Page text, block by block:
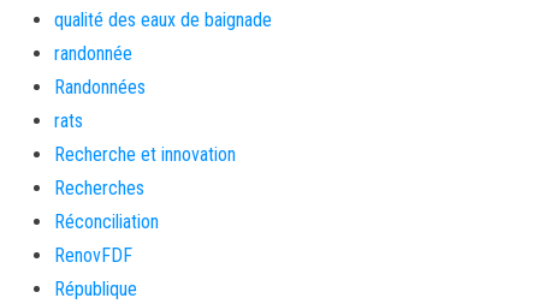
qualité des eaux de baignade
randonnée
Randonnées
rats
Recherche et innovation
Recherches
Réconciliation
RenovFDF
République